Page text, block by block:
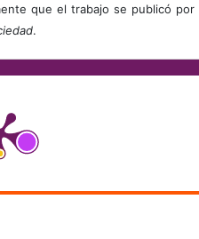
que el trabajo se publicó por
.